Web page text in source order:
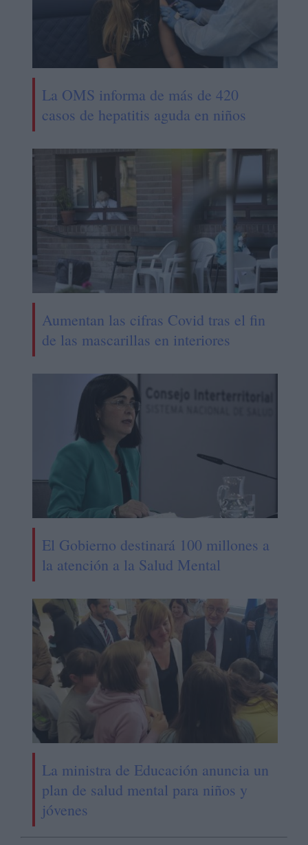
La OMS informa de más de 420
casos de hepatitis aguda en niños
Aumentan las cifras Covid tras el fin
de las mascarillas en interiores
El Gobierno destinará 100 millones a
la atención a la Salud Mental
La ministra de Educación anuncia un
plan de salud mental para niños y
jóvenes